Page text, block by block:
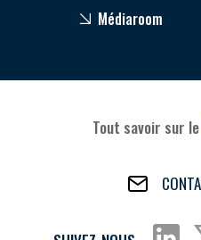
Médiaroom
Tout savoir sur le